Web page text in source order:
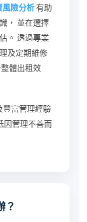
風險分析 有助
， 並在選擇
。 透過專業
及定期維修
體出租效
富管理經驗
因管理不善而
？